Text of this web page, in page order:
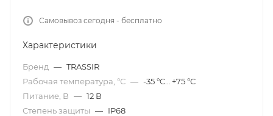
Самовывоз сегодня - бесплатно
Характеристики
Бренд — TRASSIR
Рабочая температура, °С — -35 °C… +75 °C
Питание, В — 12 В
Степень защиты — IP68